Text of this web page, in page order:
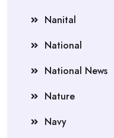
Nanital
National
National News
Nature
Navy